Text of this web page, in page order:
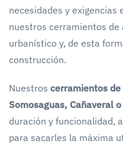
necesidades y
nuestros cerramientos
urbanístico y, de esta
construcción.
Nuestros cerramientos de
Somosaguas, Cañaveral
duración y funcionalidad,
para sacarles la máxima